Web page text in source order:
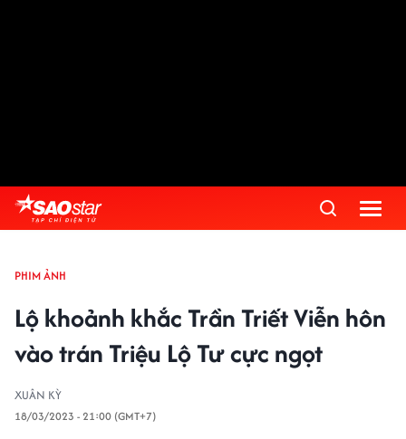
PHIM ẢNH
Lộ khoảnh khắc Trần Triết Viễn hôn
vào trán Triệu Lộ Tư cực ngọt
XUÂN KỲ
18/03/2023 - 21:00 (GMT+7)